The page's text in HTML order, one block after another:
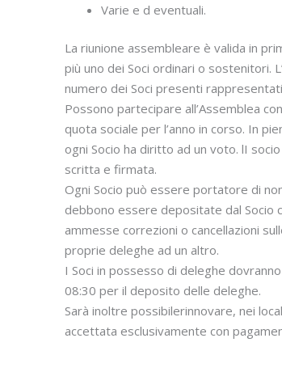
Varie e d eventuali.
La riunione assembleare è valida in
più uno dei Soci ordinari o sostenitori.
numero dei Soci presenti
Possono partecipare all’Assemblea
quota sociale per l’anno in corso. In
ogni Socio ha diritto ad un voto. lI
scritta e firmata.
Ogni Socio può essere portatore di
debbono essere depositate dal Socio
ammesse correzioni o cancellazioni
proprie deleghe ad un altro.
I Soci in possesso di deleghe
08:30 per il deposito delle deleghe.
Sarà inoltre possibilerinnovare, nei
accettata esclusivamente con